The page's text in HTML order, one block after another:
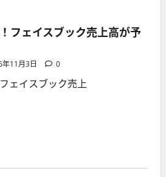
フェイスブック売上高が予
11月3日 0
ェイスブック売上